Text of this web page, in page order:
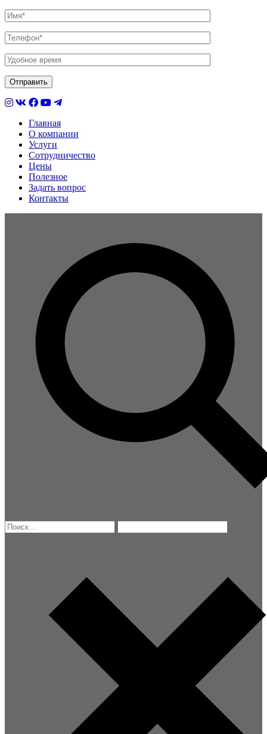
Главная
О компании
Услуги
Сотрудничество
Цены
Полезное
Задать вопрос
Контакты